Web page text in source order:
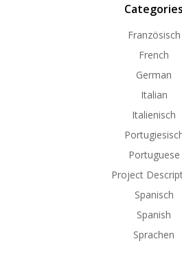
Categories
Französisch
French
German
Italian
Italienisch
Portuguese
Project
Spanisch
Spanish
Sprachen